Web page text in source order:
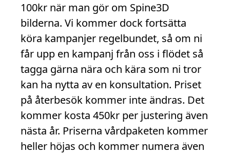
100kr när man gör om Spine3D
bilderna. Vi kommer dock fortsätta
köra kampanjer regelbundet, så om ni
får upp en kampanj från oss i flödet så
tagga gärna nära och kära som ni tror
kan ha nytta av en konsultation. Priset
på återbesök kommer inte ändras. Det
kommer kosta 450kr per justering även
nästa år. Priserna vårdpaketen kommer
heller höjas och kommer numera även